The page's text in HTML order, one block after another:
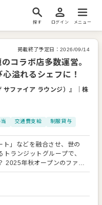
探す ログイン メニュー
掲載終了予定日： 2026/09/14
コラボ店多数運営。
溢れるシェフに！
ファイア ラウンジ）』 ｜株
交通費支給 制服貸与
ト」などを融合させ、世の
ランジットグループで、
2025年秋オープンのファイ
LOUNGE」ほか、東京
るってください！ 当グル
業態で新たなスキルを身に